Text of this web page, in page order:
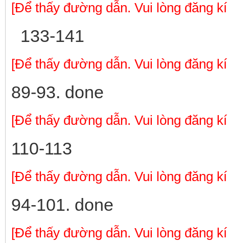
[Để thấy đường dẫn. Vui lòng đăng
133-141
[Để thấy đường dẫn. Vui lòng đăng
89-93. done
[Để thấy đường dẫn. Vui lòng đăng
110-113
[Để thấy đường dẫn. Vui lòng đăng
94-101. done
[Để thấy đường dẫn. Vui lòng đăng